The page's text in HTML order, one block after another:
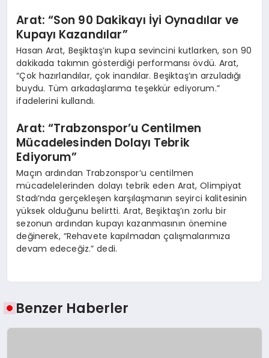
Arat: “Son 90 Dakikayı İyi Oynadılar ve
Kupayı Kazandılar”
Hasan Arat, Beşiktaş’ın kupa sevincini kutlarken, son 90
dakikada takımın gösterdiği performansı övdü. Arat,
“Çok hazırlandılar, çok inandılar. Beşiktaş’ın arzuladığı
buydu. Tüm arkadaşlarıma teşekkür ediyorum.”
ifadelerini kullandı.
Arat: “Trabzonspor’u Centilmen
Mücadelesinden Dolayı Tebrik
Ediyorum”
Maçın ardından Trabzonspor’u centilmen
mücadelelerinden dolayı tebrik eden Arat, Olimpiyat
Stadı’nda gerçekleşen karşılaşmanın seyirci kalitesinin
yüksek olduğunu belirtti. Arat, Beşiktaş’ın zorlu bir
sezonun ardından kupayı kazanmasının önemine
değinerek, “Rehavete kapılmadan çalışmalarımıza
devam edeceğiz.” dedi.
Benzer Haberler